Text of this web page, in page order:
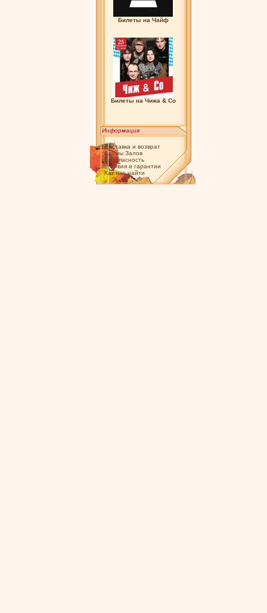
Билеты на Чайф
Билеты на Чижа & Co
Информация
Доставка и возврат
Схемы Залов
Безопасность
Условия и гарантии
Как нас найти